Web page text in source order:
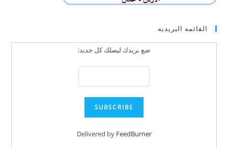
القائمه البريديه
ضع بريدك ليصلك كل جديد:
Delivered by FeedBurner